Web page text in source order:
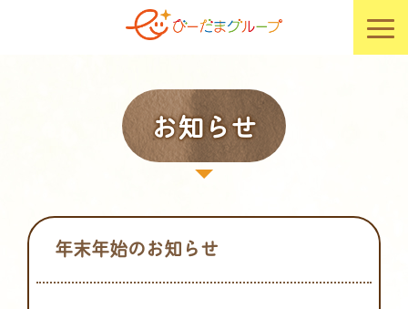
お知らせ
年末年始のお知らせ